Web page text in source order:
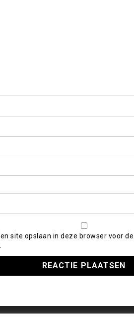
site opslaan in deze browser voor